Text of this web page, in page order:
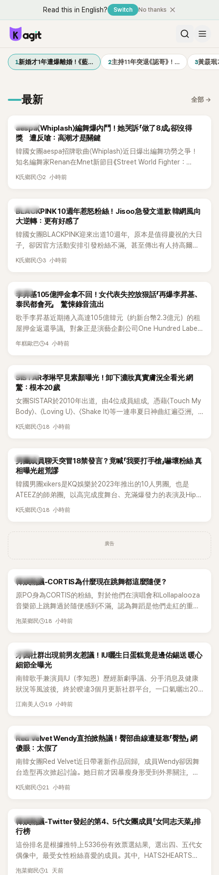
Read this in English? Switch No thanks
1新婚才1年遭爆離婚！《藍… 2主持11年突退《認哥》！… 3黃晸
最新 全部 →
K-POP
aespa〈Whiplash〉編舞爆內鬥！她哭訴「做了8成」卻沒得
獎 遭反嗆：高潮才是關鍵
韓國女團aespa招牌歌曲〈Whiplash〉近日爆出編舞功勞之爭！
知名編舞家Renan在Mnet新節目《Street World Fighter：
Directors' War》預告中，公開談及自己在〈Whiplash〉編舞上的
K氏鄉民 2 小時前
K-POP
BLACKPINK 10週年惹怒粉絲！Jisoo急發文道歉 韓網風向
大逆轉：更有好感了
韓國女團BLACKPINK迎來出道10週年，原本是值得慶祝的大日
子，卻因官方活動安排引發粉絲不滿，甚至傳出有人持高爾夫
球桿到YG娛樂大樓鬧事。Jisoo今（8日）也親自發文向BLINK
K氏鄉民 3 小時前
韓星
李昇基105億押金拿不回！女代表失控放狠話「再爆李昇基、
泰民都會死」 驚悚錄音流出
歌手李昇基近期捲入高達105億韓元（約新台幣2.3億元）的租
屋押金返還爭議，對象正是演藝企劃公司One Hundred Label
代表車佳媛(차가원)。如今事件再掀風波，YouTuber李鎮浩公開
年糕歐巴 4 小時前
K-POP
SISTAR孝琳罕見素顏曝光！卸下濃妝真實膚況全看光 網
驚：根本20歲
女團SISTAR於2010年出道，由4位成員組成，憑藉〈Touch My
Body〉、〈Loving U〉、〈Shake It〉等一連串夏日神曲紅遍亞洲，
獲封「夏日女王」。不過，團體在出道滿7年後宣布解散，成員各
不僅展現兩人多年不變的好交情，她幾乎素顏入鏡的真實模
樣，也意外掀起網友熱議。
K氏鄉民 18 小時前
K-POP
男團成員聊天突冒18禁發言？竟喊「我要打手槍」嚇壞粉絲 真
相曝光超荒謬
韓國男團xikers是KQ娛樂於2023年推出的10人男團，也是
ATEEZ的師弟團，以高完成度舞台、充滿爆發力的表演及Hip-
Hop風格聞名，出道後迅速累積大批海內外粉絲，近年也陸續
K氏鄉民 18 小時前
廣告
熱議討論
韓娛熱議-CORTIS為什麼現在跳舞都這麼隨便？
原PO身為CORTIS的粉絲，對於他們在演唱會和Lollapalooza
音樂節上跳舞過於隨便感到不滿，認為舞蹈是他們走紅的重要
原因，希望他們能更認真地表演。
泡菜鄉民 18 小時前
韓星
才因社群出現前男友惹議！IU曬生日蛋糕竟是邊佑錫送 暖心
細節全曝光
南韓歌手兼演員IU（李知恩）歷經新劇爭議、分手消息及健康
狀況等風波後，終於睽違3個月更新社群平台，一口氣曬出20
張近況照，讓大批粉絲又驚又喜。其中，一張生日蛋糕照意外
江南美人 19 小時前
K-POP
Red Velvet Wendy直拍掀熱議！臀部曲線遭疑靠「臀墊」 網
傻眼：太假了
南韓女團Red Velvet近日帶著新作品回歸，成員Wendy卻因舞
台造型再次掀起討論。她日前才因暴瘦身形受到外界關注，又
被質疑在舞台上使用臀墊，如今最新打歌舞台曝光後，再度因
K氏鄉民 21 小時前
熱議討論
韓娛熱議-Twitter發起的第4、5代女團成員「女同志天菜」排
行榜
這份排名是根據推特上5336份有效票選結果，選出四、五代女
偶像中，最受女性粉絲喜愛的成員。其中，HATS2HEARTS成
員包攬了前三名，展現了她們在女性社群中的高人氣。
泡菜鄉民 1 天前